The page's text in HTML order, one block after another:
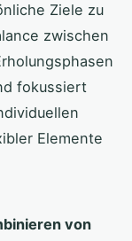
Ziele zu
zwischen
fokussiert
Elemente
von